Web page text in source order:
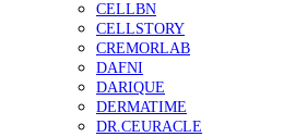
CELLBN
CELLSTORY
CREMORLAB
DAFNI
DARIQUE
DERMATIME
DR.CEURACLE